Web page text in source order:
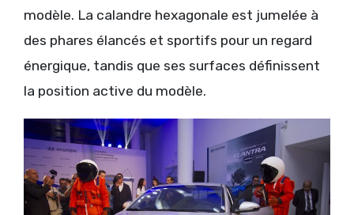
modèle. La calandre hexagonale est jumelée à
des phares élancés et sportifs pour un regard
énergique, tandis que ses surfaces définissent
la position active du modèle.